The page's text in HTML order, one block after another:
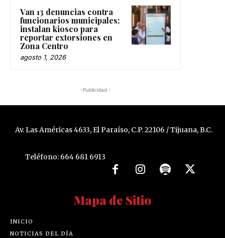
Van 13 denuncias contra
funcionarios municipales;
instalan kiosco para
reportar extorsiones en
Zona Centro
agosto 1, 2026
-Publicidad -
Av. Las Américas 4633, El Paraíso, C.P. 22106 / Tijuana, B.C.
Teléfono: 664 681 6913
Mapa de Sitio
INICIO
NOTICIAS DEL DÍA